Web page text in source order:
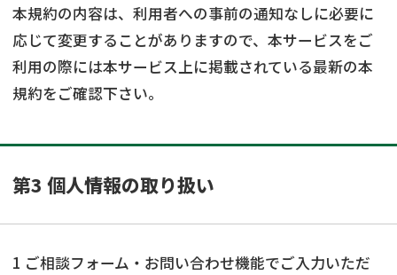
産)
本規約の内容は、利用者への事前の通知なしに必要に
応じて変更することがありますので、本サービスをご
利用の際には本サービス上に掲載されている最新の本
規約をご確認下さい。
第3 個人情報の取り扱い
1 ご相談フォーム・お問い合わせ機能でご入力いただ